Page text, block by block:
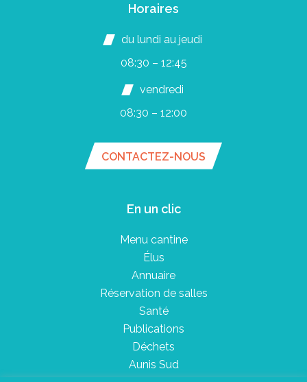
Horaires
du lundi au jeudi
08:30 – 12:45
vendredi
08:30 – 12:00
CONTACTEZ-NOUS
En un clic
Menu cantine
Élus
Annuaire
Réservation de salles
Santé
Publications
Déchets
Aunis Sud